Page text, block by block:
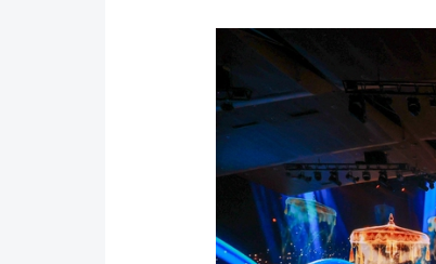
Lao động - Công đoàn
Showbiz
Điện ảnh
Âm nhạc
Hồ sơ tài liệu
Đi ++
Du lịch
Khám phá